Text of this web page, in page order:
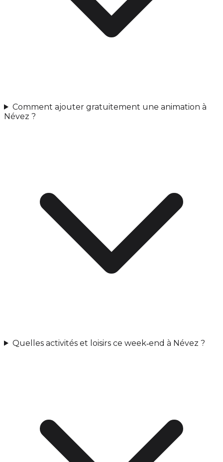
Comment ajouter gratuitement une animation à
Névez ?
Quelles activités et loisirs ce week‑end à Névez ?